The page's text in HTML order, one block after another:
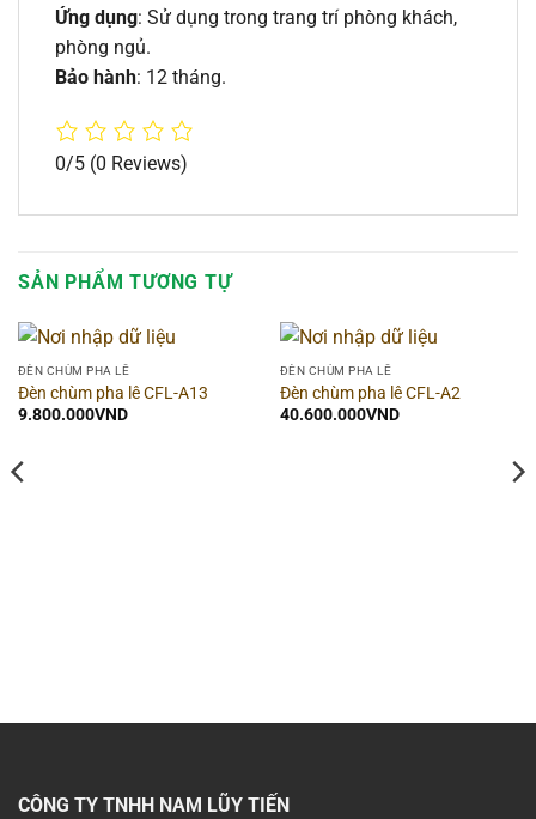
Ứng dụng: Sử dụng trong trang trí phòng khách,
phòng ngủ.
Bảo hành: 12 tháng.
0/5 (0 Reviews)
SẢN PHẨM TƯƠNG TỰ
ĐÈN CHÙM PHA LÊ
Đèn chùm pha lê CFL-A13
9.800.000VND
ĐÈN CHÙM PHA LÊ
Đèn chùm pha lê CFL-A2
40.600.000VND
CÔNG TY TNHH NAM LŨY TIẾN